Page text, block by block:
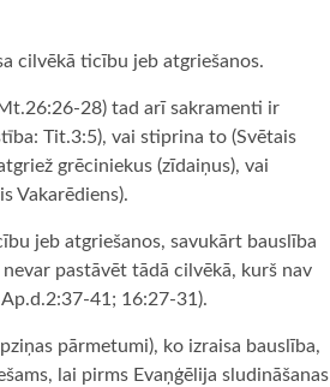
cilvēkā ticību jeb atgriešanos.
28) tad arī sakramenti ir
Tit.3:5), vai stiprina to (Svētais
grēciniekus (zīdaiņus), vai
Vakarēdiens).
jeb atgriešanos, savukārt bauslība
pastāvēt tādā cilvēkā, kurš nav
41; 16:27-31).
pārmetumi), ko izraisa bauslība,
lai pirms Evaņģēlija sludināšanas